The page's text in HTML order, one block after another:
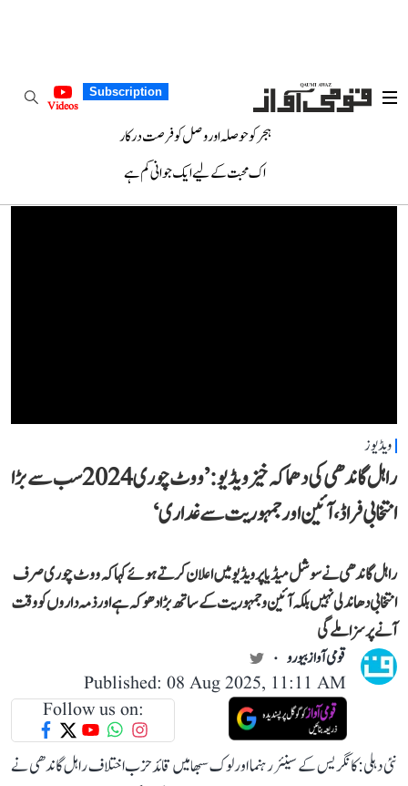
Subscription
Videos
ہجر کو حوصلہ اور وصل کو فرصت درکار
اک محبت کے لیے ایک جوانی کم ہے
ویڈیوز
راہل گاندھی کی دھماکہ خیز ویڈیو: ’ووٹ چوری 2024 سب سے بڑا
انتخابی فراڈ، آئین اور جمہوریت سے غداری‘
راہل گاندھی نے سوشل میڈیا پر ویڈیو میں اعلان کرتے ہوئے کہا کہ ووٹ چوری صرف
انتخابی دھاندلی نہیں بلکہ آئین و جمہوریت کے ساتھ بڑا دھوکہ ہے اور ذمہ داروں کو وقت
آنے پر سزا ملے گی
قومی آواز بیورو
Published: 08 Aug 2025, 11:11 AM
Follow us on:
نئی دہلی: کانگریس کے سینئر رہنما اور لوک سبھا میں قائد حزب اختلاف راہل گاندھی نے